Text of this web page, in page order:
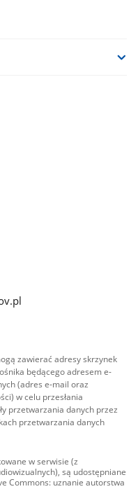
zawierać adresy skrzynek
będącego adresem e-
(adres e-mail oraz
w celu przesłania
przetwarzania danych przez
przetwarzania danych
w serwisie (z
są udostępniane
Commons: uznanie autorstwa